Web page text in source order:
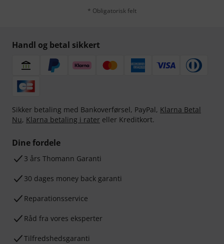
* Obligatorisk felt
Handl og betal sikkert
Sikker betaling med Bankoverførsel, PayPal, Klarna Betal
Nu, Klarna betaling i rater eller Kreditkort.
Dine fordele
3 års Thomann Garanti
30 dages money back garanti
Reparationsservice
Råd fra vores eksperter
Tilfredshedsgaranti